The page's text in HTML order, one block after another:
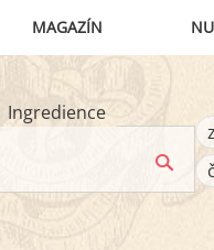
MAGAZÍN
Ingredience